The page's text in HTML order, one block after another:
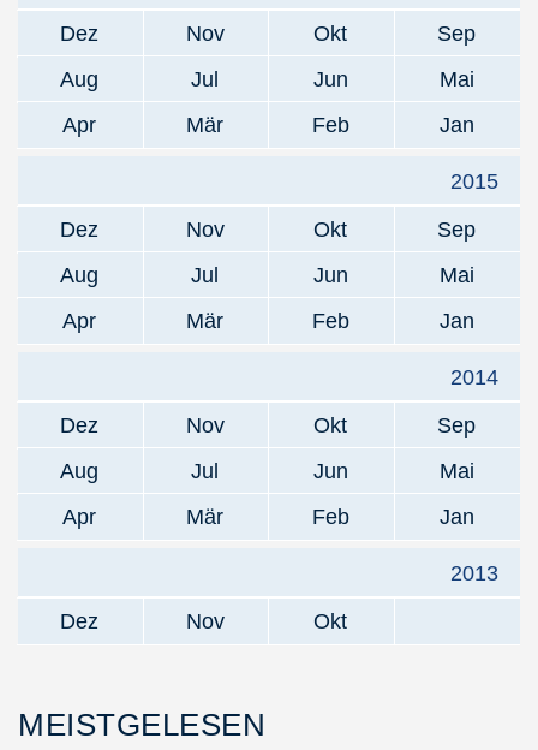
Dez
Nov Okt
Sep
Aug
Jul Jun
Mai
Apr
Mär Feb Jan
2015
Dez
Nov Okt
Sep
Aug
Jul Jun
Mai
Apr
Mär Feb Jan
2014
Dez
Nov Okt
Sep
Aug
Jul Jun
Mai
Apr
Mär Feb Jan
2013
Dez
Nov Okt
MEISTGELESEN